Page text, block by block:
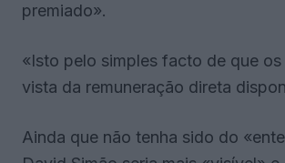
premiado».
«Isto pelo simples facto de que
vista da remuneração direta
Ainda que não tenha sido do